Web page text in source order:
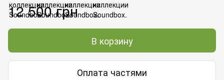
12 500 грн
В корзину
Оплата частями